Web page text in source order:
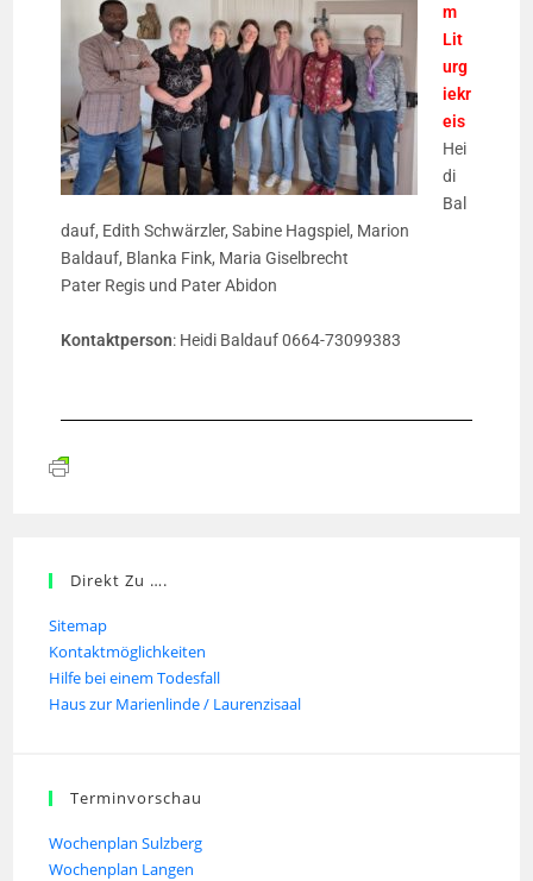
m
Lit
urg
iekr
eis
Hei
di
Bal
dauf, Edith Schwärzler, Sabine Hagspiel, Marion
Baldauf, Blanka Fink, Maria Giselbrecht
Pater Regis und Pater Abidon
Kontaktperson: Heidi Baldauf 0664-73099383
Direkt Zu ….
Sitemap
Kontaktmöglichkeiten
Hilfe bei einem Todesfall
Haus zur Marienlinde / Laurenzisaal
Terminvorschau
Wochenplan Sulzberg
Wochenplan Langen